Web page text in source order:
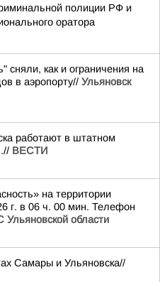
полиции РФ и
оратора
сняли, как и ограничения на
в аэропорту// Ульяновск
работают в штатном
ВЕСТИ
на территории
г. в 06 ч. 00 мин. Телефон
области
Самары и Ульяновска//